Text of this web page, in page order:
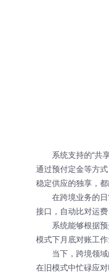
系统支持的“共
通过预付定金等方
稳定供应的独享，
在跨境业务的
接口，自动比对运
系统能够根据
模式下月底对账工
当下，跨境领
在旧模式中忙碌应